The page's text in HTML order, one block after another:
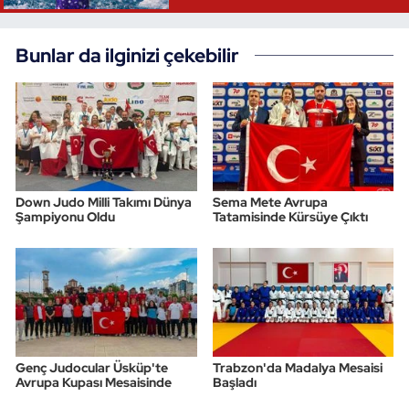
Bunlar da ilginizi çekebilir
Down Judo Milli Takımı Dünya
Şampiyonu Oldu
Sema Mete Avrupa
Tatamisinde Kürsüye Çıktı
Genç Judocular Üsküp'te
Avrupa Kupası Mesaisinde
Trabzon'da Madalya Mesaisi
Başladı